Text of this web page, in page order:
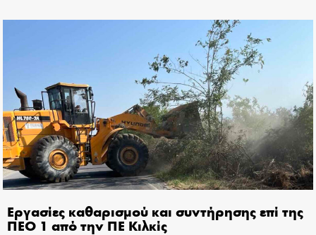
Εργασίες καθαρισμού και συντήρησης επί της
ΠΕΟ 1 από την ΠΕ Κιλκίς